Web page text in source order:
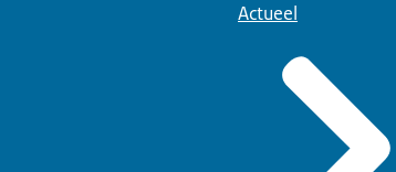
Actueel